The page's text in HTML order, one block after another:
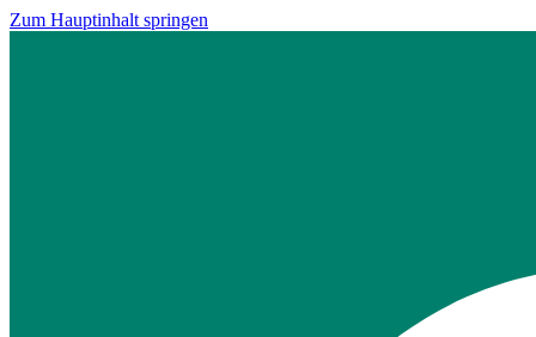
Zum Hauptinhalt springen